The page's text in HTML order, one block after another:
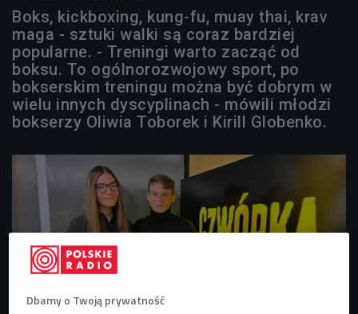
Boks, kickboxing, kung-fu, muay thai, krav
maga - sztuki walki są coraz bardziej
popularne. - Treningi warto zacząć od
boksu. To ogólnorozwojowy sport, po
bokserskim treningu można być dobrym w
wielu innych dyscyplinach - mówili młodzi
bokserzy Oliwia Toborek i Kirill Globenko.
Dbamy o Twoją prywatność